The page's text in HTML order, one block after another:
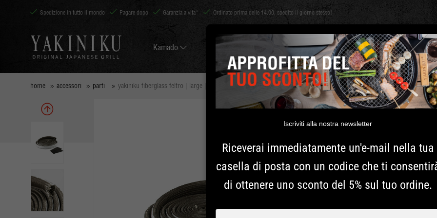
Spedizione in tutto il mondo Pagare dopo Garanzia a vita* Ordinato prima delle 14:00, spedito il giorno stesso!
Kamado ACCESSORI CARBONE E LEGNA ERBE ISPIRAZIONE
home accessori parti yakiniku fiberglass feltro | large | medium
YAKINIKU
| MEDIUM
è adatto al Kamado
centimetri.
Iscriviti alla nostra newsletter
Riceverai immediatamente un'e-mail nella tua
casella di posta con un codice che ti
di ottenere uno sconto del 5% sul tuo ordine.